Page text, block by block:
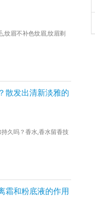
,纹眉不补色纹眉,纹眉剃
散发出清新淡雅的
久吗？香水,香水留香技
霜和粉底液的作用